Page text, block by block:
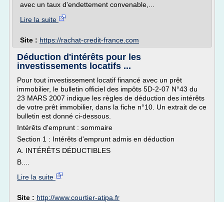
avec un taux d'endettement convenable,...
Lire la suite
Site : https://rachat-credit-france.com
Déduction d'intérêts pour les
investissements locatifs ...
Pour tout investissement locatif financé avec un prêt
immobilier, le bulletin officiel des impôts 5D-2-07 N°43 du
23 MARS 2007 indique les règles de déduction des intérêts
de votre prêt immobilier, dans la fiche n°10. Un extrait de ce
bulletin est donné ci-dessous.
Intérêts d'emprunt : sommaire
Section 1 : Intérêts d'emprunt admis en déduction
A. INTÉRÊTS DÉDUCTIBLES
B....
Lire la suite
Site : http://www.courtier-atipa.fr